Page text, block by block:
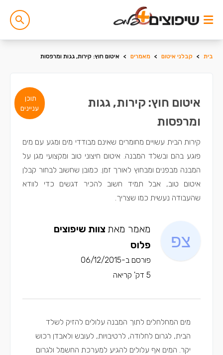
בית > קבלני איטום > מאמרים > איטום חוץ: קירות, גגות ומרפסות
תוכן
עניינים
איטום חוץ: קירות, גגות
ומרפסות
קירות הבית עשויים מחומרים שאינם מבודדי מים ומגע עם מים
פוגע בהם ובשלד המבנה. איטום חיצוני טוב ומקצועי מגן על
המבנה מבפנים ומבחוץ לאורך זמן. כמובן שחשוב לבחור קבלן
איטום טוב, אבל תמיד חשוב להכיר דגשים כדי לוודא
שהעבודה נעשית כמו שצריך.
מאמר מאת צוות שיפוצים
פלוס
פורסם ב-06/12/2015
5 דק' קריאה
מים המחלחלים לתוך המבנה עלולים להזיק לשלד
הבית, לגרום לחלודה, לרטיבויות, לעובש ולאבדן רכוש
יקר. המים אף עלולים להגיע למערכת החשמל ולגרום